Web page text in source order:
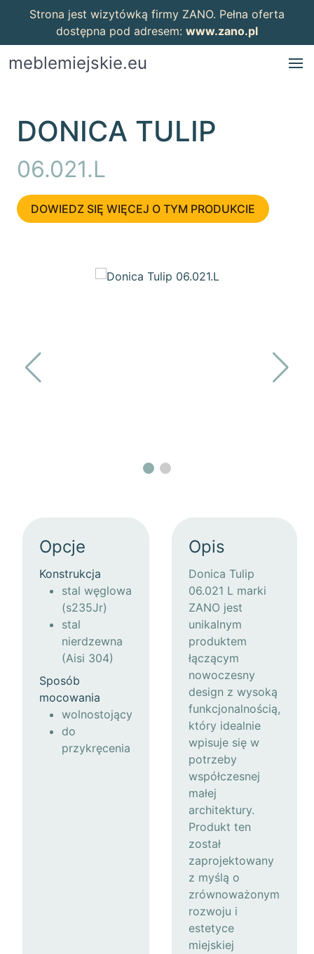
Strona jest wizytówką firmy ZANO. Pełna oferta
dostępna pod adresem: www.zano.pl
meblemiejskie.eu
DONICA TULIP
06.021.L
DOWIEDZ SIĘ WIĘCEJ O TYM PRODUKCIE
Opcje
Konstrukcja
stal węglowa
(s235Jr)
stal
nierdzewna
(Aisi 304)
Sposób
mocowania
wolnostojący
do
przykręcenia
Opis
Donica Tulip
06.021 L marki
ZANO jest
unikalnym
produktem
łączącym
nowoczesny
design z wysoką
funkcjonalnością,
który idealnie
wpisuje się w
potrzeby
współczesnej
małej
architektury.
Produkt ten
został
zaprojektowany
z myślą o
zrównoważonym
rozwoju i
estetyce
miejskiej